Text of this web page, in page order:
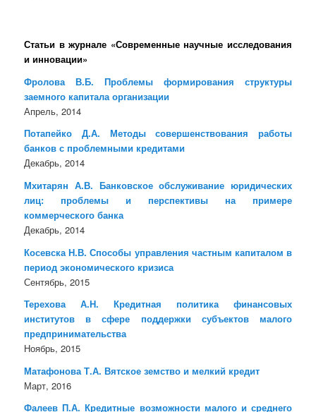
Статьи в журнале «Современные научные исследования
и инновации»
Фролова В.Б. Проблемы формирования структуры
заемного капитала организации
Апрель, 2014
Потапейко Д.А. Методы совершенствования работы
банков с проблемными кредитами
Декабрь, 2014
Мхитарян А.В. Банковское обслуживание юридических
лиц: проблемы и перспективы на примере
коммерческого банка
Декабрь, 2014
Косевска Н.В. Способы управления частным капиталом в
период экономического кризиса
Сентябрь, 2015
Терехова А.Н. Кредитная политика финансовых
институтов в сфере поддержки субъектов малого
предпринимательства
Ноябрь, 2015
Матафонова Т.А. Вятское земство и мелкий кредит
Март, 2016
Фалеев П.А. Кредитные возможности малого и среднего